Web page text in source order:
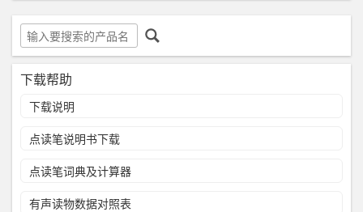
下载帮助
下载说明
点读笔说明书下载
点读笔词典及计算器
有声读物数据对照表